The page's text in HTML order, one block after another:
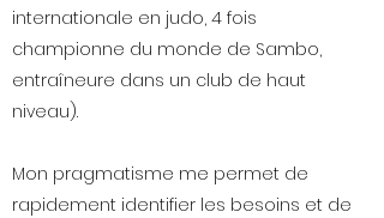
internationale en judo, 4 fois
championne du monde de Sambo,
entraîneure dans un club de haut
niveau).
Mon pragmatisme me permet de
rapidement identifier les besoins et de